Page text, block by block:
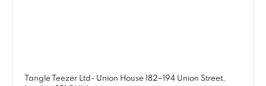
Tangle Teezer Ltd- Union House 182–194 Union Street,